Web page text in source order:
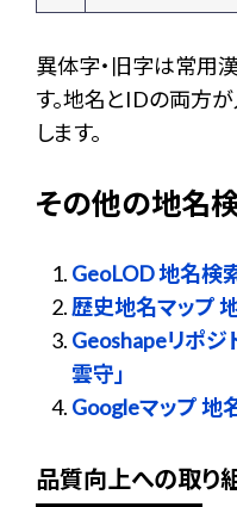
異体字・旧字は常用
す。地名とIDの両方
します。
その他の地名
GeoLOD 地名検
歴史地名マップ
Geoshapeリポジ
雲守」
Googleマップ 地
品質向上への取り